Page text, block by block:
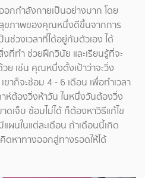
กำลังกายเป็นอย่างมาก โดย
สุขภาพของคุณหนึ่งดีขึ้นจากการ
ช่วงเวลาที่ได้อยู่กับตัวเอง ได้
ที่ทำ ช่วยฝึกวินัย และเรียนรู้ที่จะ
เช่น คุณหนึ่งตั้งเป้าว่าจะวิ่ง
ขาก็จะซ้อม 4 - 6 เดือน เพื่อทำเวลา
ห์ต้องวิ่งห้าวัน ในหนึ่งวันต้องวิ่ง
เจ็บ ซ้อมไม่ได้ ก็ต้องหาวิธีแก้ไข
ผนในแต่ละเดือน ถ้าเดือนนี้เกิด
หาทางออกสู่ทางรอดให้ได้